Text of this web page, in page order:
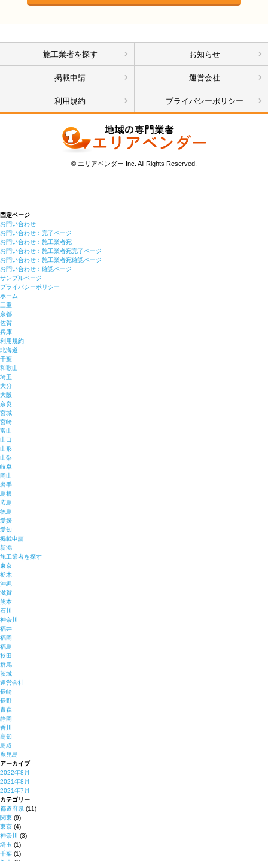
施工業者を探す お知らせ
掲載申請 運営会社
利用規約 プライバシーポリシー
© エリアベンダー Inc. All Rights Reserved.
固定ページ
お問い合わせ
お問い合わせ：完了ページ
お問い合わせ：施工業者宛
お問い合わせ：施工業者宛完了ページ
お問い合わせ：施工業者宛確認ページ
お問い合わせ：確認ページ
サンプルページ
プライバシーポリシー
ホーム
三重
京都
佐賀
兵庫
利用規約
北海道
千葉
和歌山
埼玉
大分
大阪
奈良
宮城
宮崎
富山
山口
山形
山梨
岐阜
岡山
岩手
島根
広島
徳島
愛媛
愛知
掲載申請
新潟
施工業者を探す
東京
栃木
沖縄
滋賀
熊本
石川
神奈川
福井
福岡
福島
秋田
群馬
茨城
運営会社
長崎
長野
青森
静岡
香川
高知
鳥取
鹿児島
アーカイブ
2022年8月
2021年8月
2021年7月
カテゴリー
都道府県 (11)
関東 (9)
東京 (4)
神奈川
(3)
埼玉 (1)
千葉 (1)